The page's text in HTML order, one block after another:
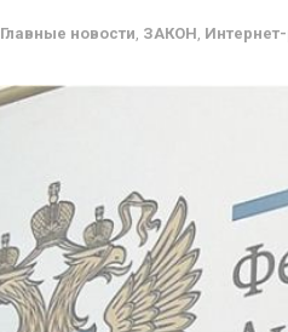
Главные новости ЗАКОН